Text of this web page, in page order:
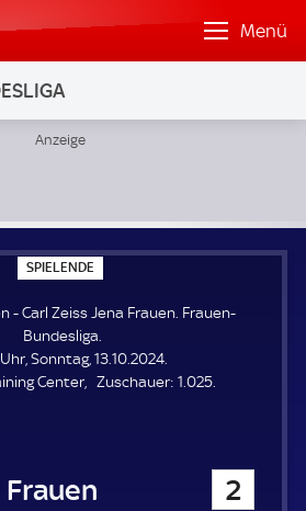
Menü
SPIELENDE
P
E
E
N
D
E
- Carl Zeiss Jena Frauen. Frauen-
Bundesliga.
Sonntag, 13.10.2024.
Center
Zuschauer: Z1.025.
Frauen 2